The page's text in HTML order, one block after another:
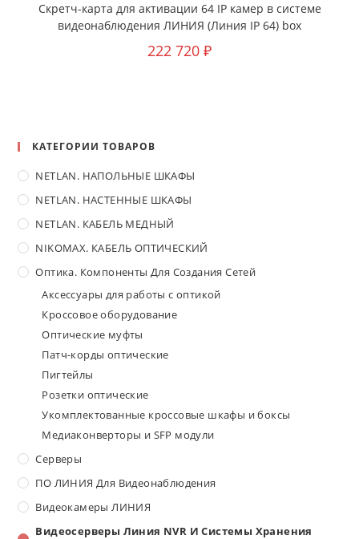
Скретч-карта для активации 64 IP камер в системе
видеонаблюдения ЛИНИЯ (Линия IP 64) box
222 720 ₽
КАТЕГОРИИ ТОВАРОВ
NETLAN. НАПОЛЬНЫЕ ШКАФЫ
NETLAN. НАСТЕННЫЕ ШКАФЫ
NETLAN. КАБЕЛЬ МЕДНЫЙ
NIKOMAX. КАБЕЛЬ ОПТИЧЕСКИЙ
Оптика. Компоненты Для Создания Сетей
Аксессуары для работы с оптикой
Кроссовое оборудование
Оптические муфты
Патч-корды оптические
Пигтейлы
Розетки оптические
Укомплектованные кроссовые шкафы и боксы
Медиаконверторы и SFP модули
Серверы
ПО ЛИНИЯ Для Видеонаблюдения
Видеокамеры ЛИНИЯ
Видеосерверы Линия NVR И Системы Хранения